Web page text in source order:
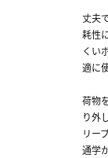
丈夫
耗性
くい
適に
荷物
り外
リー
通学